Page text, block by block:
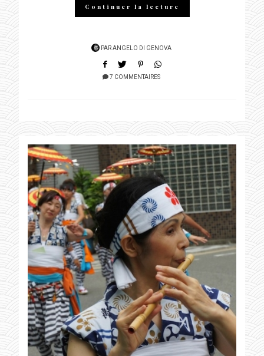
Continuer la lecture
PARANGELO DI GENOVA
7 COMMENTAIRES